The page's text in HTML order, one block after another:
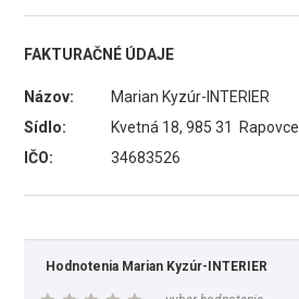
FAKTURAČNÉ ÚDAJE
Názov:
Marian Kyzúr-INTERIER
Sídlo:
Kvetná 18, 985 31 Rapovce
IČO:
34683526
Hodnotenia Marian Kyzúr-INTERIER